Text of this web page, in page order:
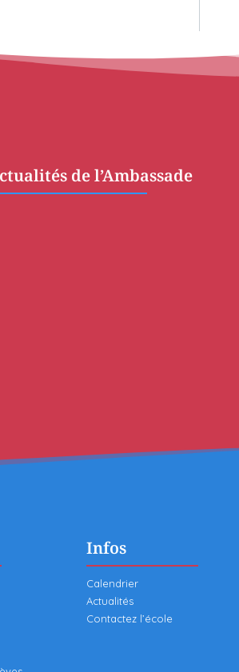
de l’Ambassade
Infos
Calendrier
Actualités
Contactez l’école